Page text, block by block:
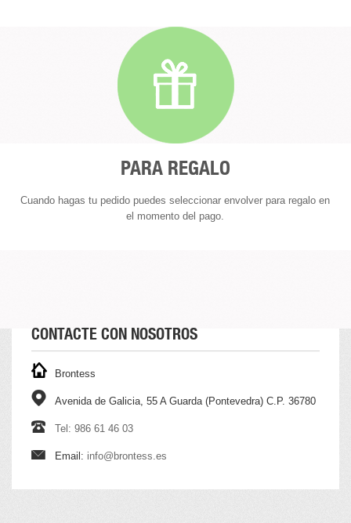
PARA REGALO
Cuando hagas tu pedido puedes seleccionar envolver para regalo en
el momento del pago.
CONTACTE CON NOSOTROS
Brontess
Avenida de Galicia, 55 A Guarda (Pontevedra) C.P. 36780
Tel: 986 61 46 03
Email: info@brontess.es